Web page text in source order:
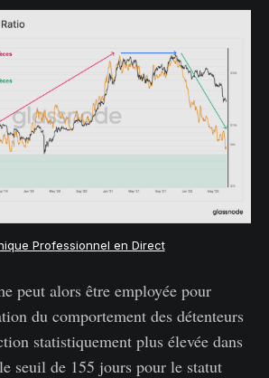
Professionnel en Direct
peut alors être employée pour
du comportement des détenteurs
statistiquement plus élevée dans
seuil de 155 jours pour le statut